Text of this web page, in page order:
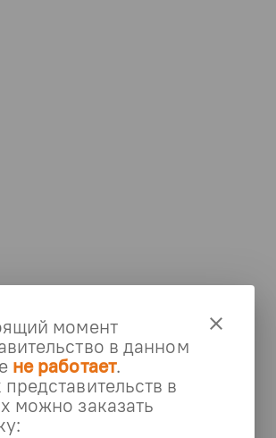
clear
момент
в данном
не работает.
в
можно заказать